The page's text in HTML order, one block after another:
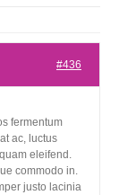
Kontakt
#436
fermentum
ac, luctus
eleifend.
commodo in.
justo lacinia